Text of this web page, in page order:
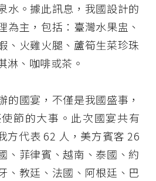
水。據此訊息，我國設計的
為主，包括：臺灣水果盅、
、火雞火腿、蘆筍生菜珍珠
淋、咖啡或茶。
的國宴，不僅是我國盛事，
節的大事。此次國宴共有
方代表 62 人，美方賓客 26
、菲律賓、越南、泰國、約
、教廷、法國、阿根廷、巴